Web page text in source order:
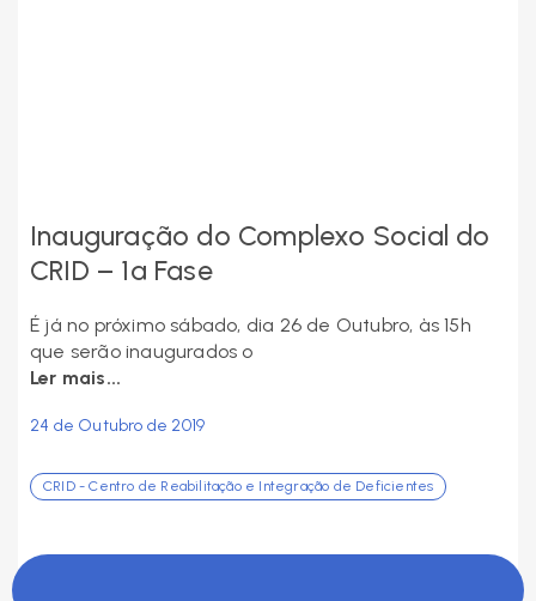
Inauguração do Complexo Social do
CRID – 1ª Fase
É já no próximo sábado, dia 26 de Outubro, às 15h
que serão inaugurados o
Ler mais...
24 de Outubro de 2019
CRID - Centro de Reabilitação e Integração de Deficientes